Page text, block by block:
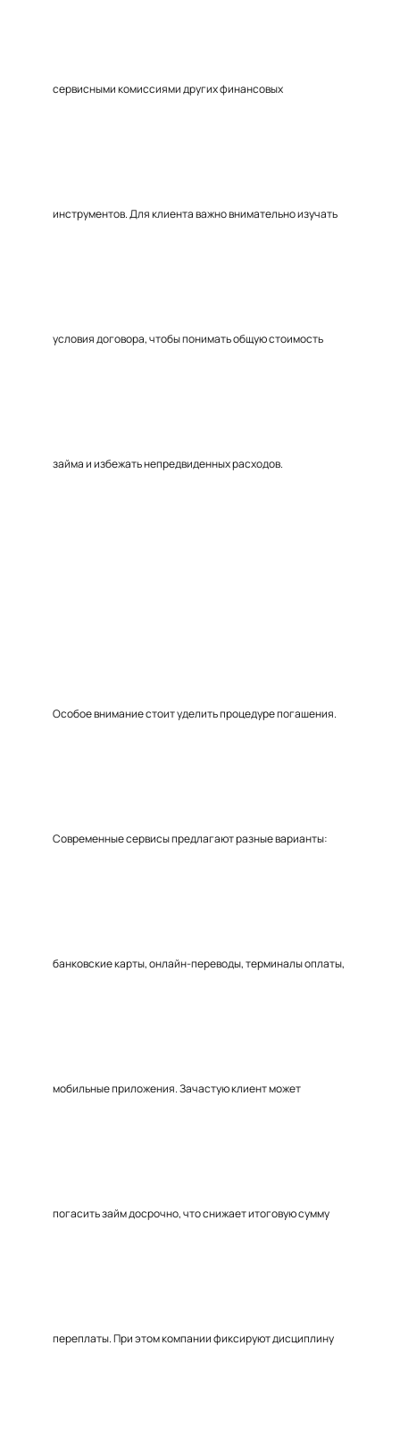
сервисными комиссиями других финансовых
инструментов. Для клиента важно внимательно изучать
условия договора, чтобы понимать общую стоимость
займа и избежать непредвиденных расходов.
Особое внимание стоит уделить процедуре погашения.
Современные сервисы предлагают разные варианты:
банковские карты, онлайн-переводы, терминалы оплаты,
мобильные приложения. Зачастую клиент может
погасить займ досрочно, что снижает итоговую сумму
переплаты. При этом компании фиксируют дисциплину